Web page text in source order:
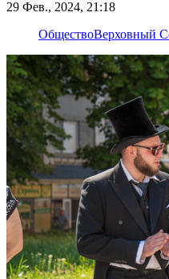
29 Фев., 2024, 21:18
ОбществоВерховный